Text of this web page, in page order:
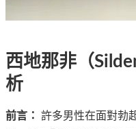
西地那非（
析
前言：
許多男性在面對勃